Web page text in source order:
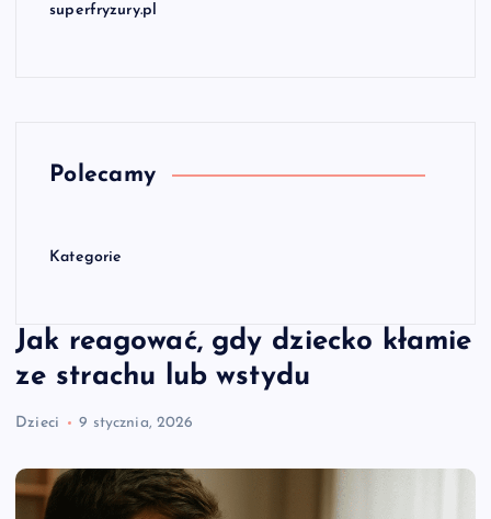
superfryzury.pl
Polecamy
Kategorie
Jak reagować, gdy dziecko kłamie
ze strachu lub wstydu
Dzieci 9 stycznia, 2026